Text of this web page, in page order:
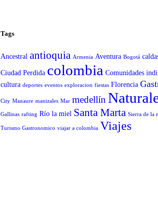
Tags
Ancestral antioquia Armenia Aventura Bogotá
Ciudad Perdida colombia Comunidades
cultura deportes eventos exploracion fiestas Florencia
City Manaure manizales Mar medellín
Gallinas rafting Río la miel Santa Marta Sierra de la
Turismo Gastronomico viajar a colombia Viajes